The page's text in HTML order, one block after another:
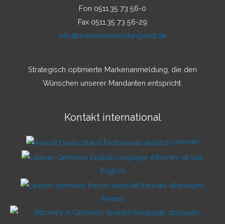
Fon 0511.35 73 56-0
Fax 0511.35 73 56-29
info@markenanmeldungwelt.de
Strategisch optimierte Markenanmeldung, die den
Wünschen unserer Mandanten entspricht.
Kontakt international
German
English
French